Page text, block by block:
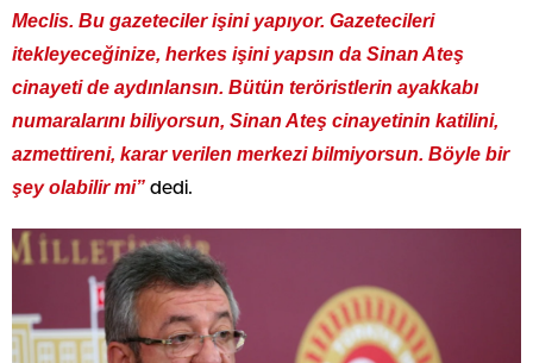
Meclis. Bu gazeteciler işini yapıyor. Gazetecileri
itekleyeceğinize, herkes işini yapsın da Sinan Ateş
cinayeti de aydınlansın. Bütün teröristlerin ayakkabı
numaralarını biliyorsun, Sinan Ateş cinayetinin katilini,
azmettireni, karar verilen merkezi bilmiyorsun. Böyle bir
şey olabilir mi” dedi.